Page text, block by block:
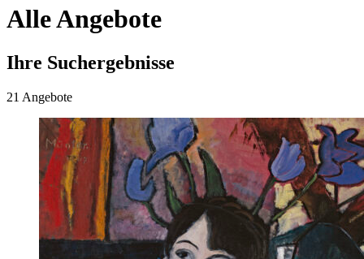
Alle Angebote
Ihre Suchergebnisse
21 Angebote